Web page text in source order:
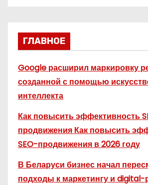
ГЛАВНОЕ
Google расширил маркировку
созданной с помощью
интеллекта
Как повысить эффективность
продвижения Как повысить
SEO-продвижения в 2026 году
В Беларуси бизнес начал
подходы к маркетингу и digital-